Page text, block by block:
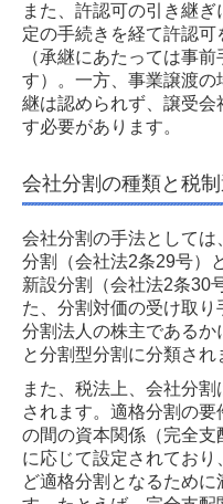
また、許認可の引き継
定の手続きを経て許認
（承継にあたっては事
す）。一方、事業譲渡
継は認められず、譲受
す必要があります。
会社分割の種類と税
会社分割の手法としては
分割（会社法2条29号）
新設分割（会社法2条30
た、分割対価の受け取
分割法人の株主であるか
と分割型分割に分類され
また、税法上、会社分
されます。適格分割の
の間の資本関係（完全支
に応じて設定されてお
ど適格分割となるため